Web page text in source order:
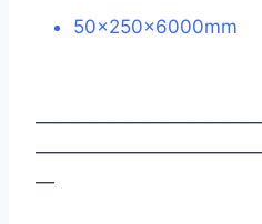
50×250x6000mm
—